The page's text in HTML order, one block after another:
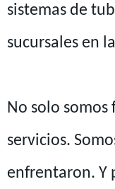
sistemas de
sucursales en
No solo
servicios.
enfrentaron. Y